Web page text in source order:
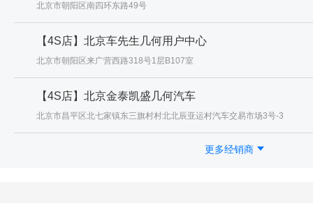
北京市朝阳区南四环东路49号
【4S店】北京车先生几何用户中心
北京市朝阳区来广营西路318号1层B107室
【4S店】北京金泰凯盛几何汽车
北京市昌平区北七家镇东三旗村村北北辰亚运村汽车交易市场3号-3
更多经销商